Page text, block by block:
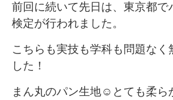
前回に続いて先日は、東京都で
検定が行われました。
こちらも実技も学科も問題なく
した！
まん丸のパン生地☺とても柔ら